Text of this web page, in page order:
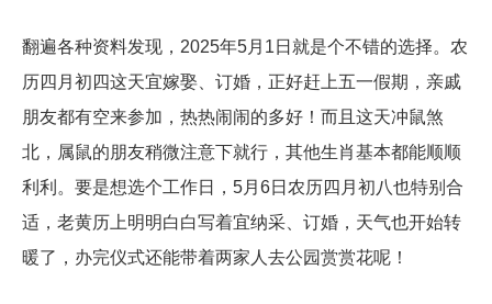
翻遍各种资料发现，2025年5月1日就是个不错的选择。农
历四月初四这天宜嫁娶、订婚，正好赶上五一假期，亲戚
朋友都有空来参加，热热闹闹的多好！而且这天冲鼠煞
北，属鼠的朋友稍微注意下就行，其他生肖基本都能顺顺
利利。要是想选个工作日，5月6日农历四月初八也特别合
适，老黄历上明明白白写着宜纳采、订婚，天气也开始转
暖了，办完仪式还能带着两家人去公园赏赏花呢！